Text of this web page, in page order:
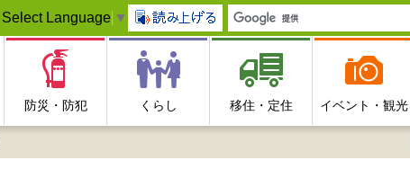
Select Language ▼
防災・防犯 くらし 移住・定住 イベント・観光